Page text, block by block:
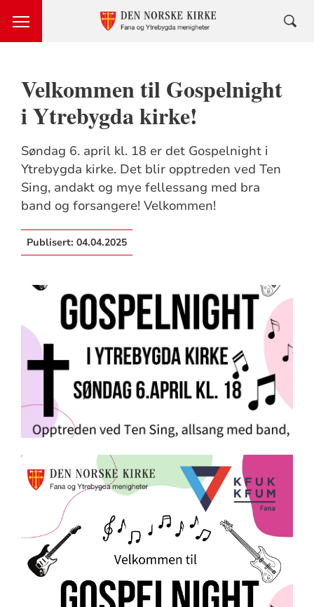
Velkommen til Gospelnight
i Ytrebygda kirke!
Søndag 6. april kl. 18 er det Gospelnight i
Ytrebygda kirke. Det blir opptreden ved Ten
Sing, andakt og mye fellessang med bra
band og forsangere! Velkommen!
Publisert: 04.04.2025